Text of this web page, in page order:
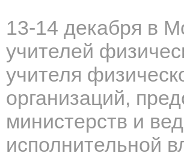
13-14 декабря в
учителей
учителя
организаций,
министерств и
исполнительной